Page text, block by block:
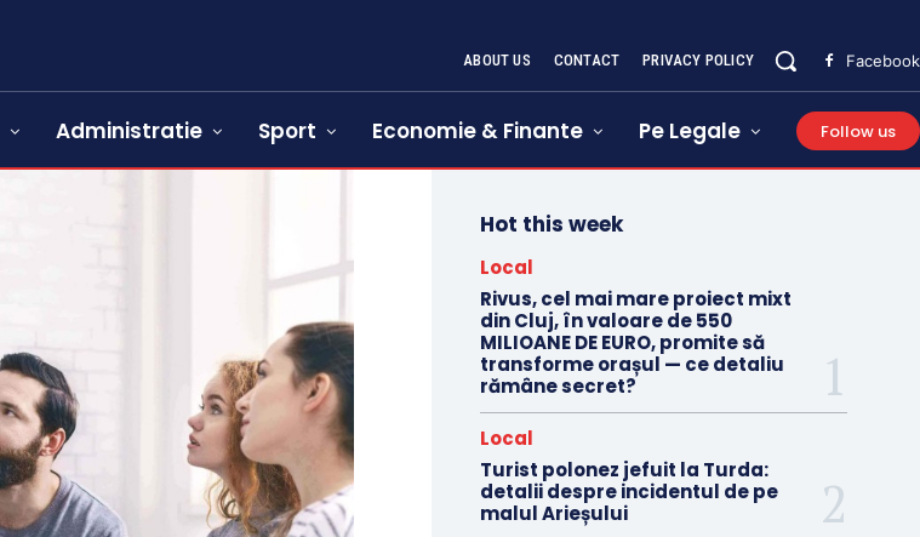
ABOUT US CONTACT PRIVACY POLICY Facebook
Administratie Sport Economie & Finante Pe Legale Follow us
Hot this week
Local
Rivus, cel mai mare proiect mixt
din Cluj, în valoare de 550
MILIOANE DE EURO, promite să
transforme orașul — ce detaliu
rămâne secret?
Local
Turist polonez jefuit la Turda:
detalii despre incidentul de pe
malul Arieșului